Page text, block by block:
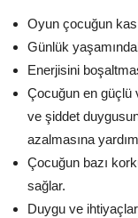
Oyun çocuğun
Günlük
Enerjisini
Çocuğun en güçlü
ve şiddet
azalmasına
Çocuğun bazı
sağlar.
Duygu ve